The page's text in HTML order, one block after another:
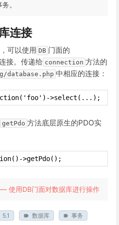
。
连接
可以使用 DB 门面的
接。传递给 connection 方法的
database.php 中相应的连接：
>select(...);
getPdo 方法底层原生的PDO实
>getPdo();
使用DB门面对数据库进行操作
5.1 数据库
事务